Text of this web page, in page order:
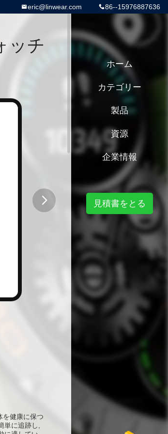
86--15976887636
eric@linwear.com
ッチ
を健康に保つ
に追跡し,
ホーム
カテゴリー
製品
資源
企業情報
見積書をとる